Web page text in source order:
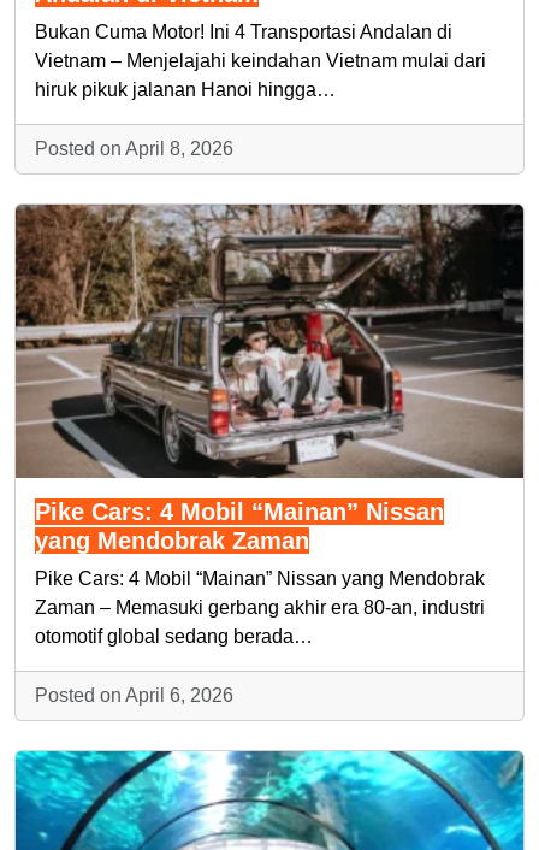
Bukan Cuma Motor! Ini 4 Transportasi Andalan di
Vietnam – Menjelajahi keindahan Vietnam mulai dari
hiruk pikuk jalanan Hanoi hingga…
Posted on April 8, 2026
Pike Cars: 4 Mobil “Mainan” Nissan
yang Mendobrak Zaman
Pike Cars: 4 Mobil “Mainan” Nissan yang Mendobrak
Zaman – Memasuki gerbang akhir era 80-an, industri
otomotif global sedang berada…
Posted on April 6, 2026